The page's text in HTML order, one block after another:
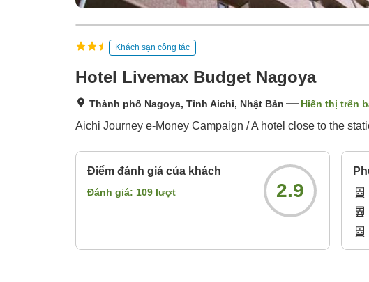
Khách sạn công tác
Hotel Livemax Budget Nagoya
Thành phố Nagoya, Tỉnh Aichi, Nhật Bản Hiển thị trên
Aichi Journey e-Money Campaign / A hotel close to the
Điểm đánh giá của khách
Đánh giá: 109 lượt 2.9